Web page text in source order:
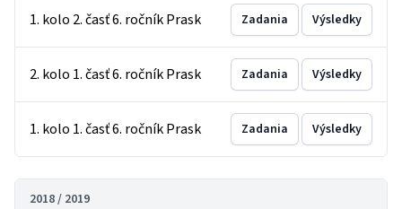
1. kolo 2. časť 6. ročník Prask Zadania Výsledky
2. kolo 1. časť 6. ročník Prask Zadania Výsledky
1. kolo 1. časť 6. ročník Prask Zadania Výsledky
2018 / 2019